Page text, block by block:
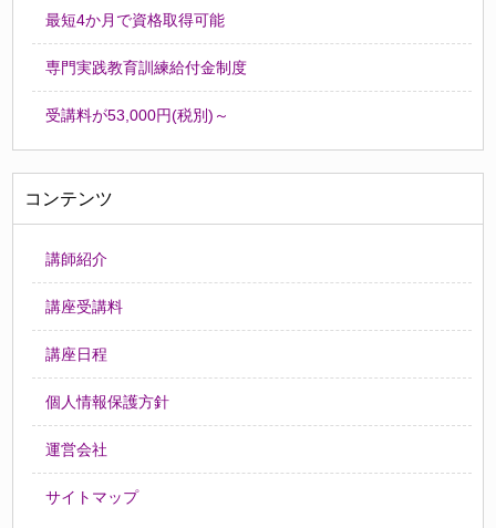
最短4か月で資格取得可能
専門実践教育訓練給付金制度
受講料が53,000円(税別)～
コンテンツ
講師紹介
講座受講料
講座日程
個人情報保護方針
運営会社
サイトマップ